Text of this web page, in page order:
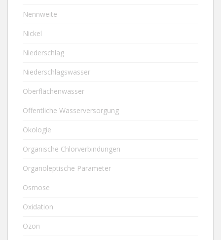
Nennweite
Nickel
Niederschlag
Niederschlagswasser
Oberflächenwasser
Öffentliche Wasserversorgung
Ökologie
Organische Chlorverbindungen
Organoleptische Parameter
Osmose
Oxidation
Ozon